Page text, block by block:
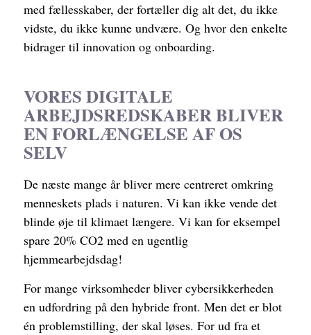
med fællesskaber, der fortæller dig alt det, du ikke
vidste, du ikke kunne undvære. Og hvor den enkelte
bidrager til innovation og onboarding.
VORES DIGITALE
ARBEJDSREDSKABER BLIVER
EN FORLÆNGELSE AF OS
SELV
De næste mange år bliver mere centreret omkring
menneskets plads i naturen. Vi kan ikke vende det
blinde øje til klimaet længere. Vi kan for eksempel
spare 20% CO2 med en ugentlig
hjemmearbejdsdag!
For mange virksomheder bliver cybersikkerheden
en udfordring på den hybride front. Men det er blot
én problemstilling, der skal løses. For ud fra et